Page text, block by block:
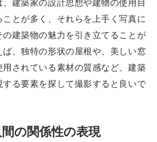
、建築家の設計思想や建物の使用目
ことが多く、それらを上手く写真に
の建築物の魅力を引き立てることが
ば、独特の形状の屋根や、美しい窓
用されている素材の質感など、建築
する要素を探して撮影すると良いで
の関係性の表現